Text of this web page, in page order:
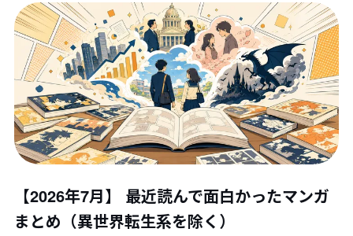
【2026年7月】 最近読んで面白かったマンガ
まとめ（異世界転生系を除く）